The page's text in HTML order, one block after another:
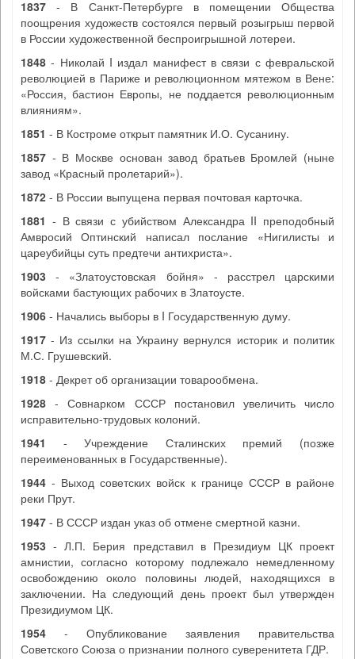
1837 - В Санкт-Петербурге в помещении Общества
поощрения художеств состоялся первый розыгрыш первой
в России художественной беспроигрышной лотереи.
1848 - Николай I издал манифест в связи с февральской
революцией в Париже и революционном мятежом в Вене:
«Россия, бастион Европы, не поддается революционным
влияниям».
1851 - В Костроме открыт памятник И.О. Сусанину.
1857 - В Москве основан завод братьев Бромлей (ныне
завод «Красный пролетарий»).
1872 - В России выпущена первая почтовая карточка.
1881 - В связи с убийством Александра II преподобный
Амвросий Оптинский написал послание «Нигилисты и
цареубийцы суть предтечи антихриста».
1903 - «Златоустовская бойня» - расстрел царскими
войсками бастующих рабочих в Златоусте.
1906 - Начались выборы в I Государственную думу.
1917 - Из ссылки на Украину вернулся историк и политик
М.С. Грушевский.
1918 - Декрет об организации товарообмена.
1928 - Совнарком СССР постановил увеличить число
исправительно-трудовых колоний.
1941 - Учреждение Сталинских премий (позже
переименованных в Государственные).
1944 - Выход советских войск к границе СССР в районе
реки Прут.
1947 - В СССР издан указ об отмене смертной казни.
1953 - Л.П. Берия представил в Президиум ЦК проект
амнистии, согласно которому подлежало немедленному
освобождению около половины людей, находящихся в
заключении. На следующий день проект был утвержден
Президиумом ЦК.
1954 - Опубликование заявления правительства
Советского Союза о признании полного суверенитета ГДР.